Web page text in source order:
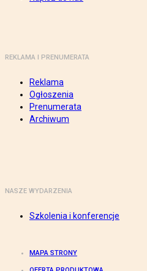
REKLAMA I PRENUMERATA
Reklama
Ogłoszenia
Prenumerata
Archiwum
NASZE WYDARZENIA
Szkolenia i konferencje
MAPA STRONY